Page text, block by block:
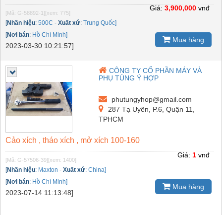
[Mã: G-58892-1][xem: 775]
[Nhãn hiệu: 500C - Xuất xứ: Trung Quốc]
[Nơi bán: Hồ Chí Minh]
2023-03-30 10:21:57]
Giá: 3,900,000 vnđ
Mua hàng
CÔNG TY CỔ PHẦN MÁY VÀ
PHỤ TÙNG Ý HỢP
phutungyhop@gmail.com
287 Tạ Uyên, P.6, Quận 11,
TPHCM
Cảo xích , tháo xích , mở xích 100-160
[Mã: G-57506-39][xem: 1400]
[Nhãn hiệu: Maxton - Xuất xứ: China]
[Nơi bán: Hồ Chí Minh]
2023-07-14 11:13:48]
Giá: 1 vnđ
Mua hàng